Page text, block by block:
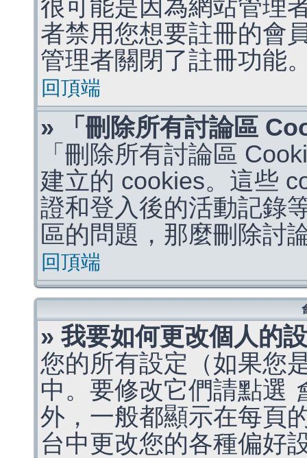
很可能是因為網站管理
者禁用您想要註冊的會
管理者關閉了註冊功能
回頂端
» 「刪除所有討論區
「刪除所有討論區
建立的 cookies。這些
證和登入後的活動記錄
區的問題，那麼刪除討
回頂端
» 我要如何更改個人的
您的所有設定（如果您
中。要修改它們請點選
外，一般都顯示在每頁
台中更改您的各種偏好